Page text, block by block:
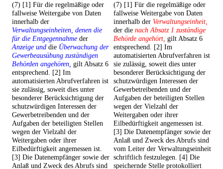
(7) [1] Für die regelmäßige oder
fallweise Weitergabe von Daten
innerhalb der
Verwaltungseinheiten, denen die
für die Entgegennahme der
Anzeige und die Überwachung der
Gewerbeausübung zuständigen
Behörden angehören, gilt Absatz 6
entsprechend. [2] Im
automatisierten Abrufverfahren ist
sie zulässig, soweit dies unter
besonderer Berücksichtigung der
schutzwürdigen Interessen der
Gewerbetreibenden und der
Aufgaben der beteiligten Stellen
wegen der Vielzahl der
Weitergaben oder ihrer
Eilbedürftigkeit angemessen ist.
[3] Die Datenempfänger sowie der
Anlaß und Zweck des Abrufs sind
(7) [1] Für die regelmäßige oder
fallweise Weitergabe von Daten
innerhalb der Verwaltungseinheit,
der die nach Absatz 1 zuständige
Behörde angehört, gilt Absatz 6
entsprechend. [2] Im
automatisierten Abrufverfahren ist
sie zulässig, soweit dies unter
besonderer Berücksichtigung der
schutzwürdigen Interessen der
Gewerbetreibenden und der
Aufgaben der beteiligten Stellen
wegen der Vielzahl der
Weitergaben oder ihrer
Eilbedürftigkeit angemessen ist.
[3] Die Datenempfänger sowie der
Anlaß und Zweck des Abrufs sind
vom Leiter der Verwaltungseinheit
schriftlich festzulegen. [4] Die
speichernde Stelle protokolliert